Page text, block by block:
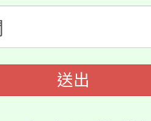
農教育專業人
送出